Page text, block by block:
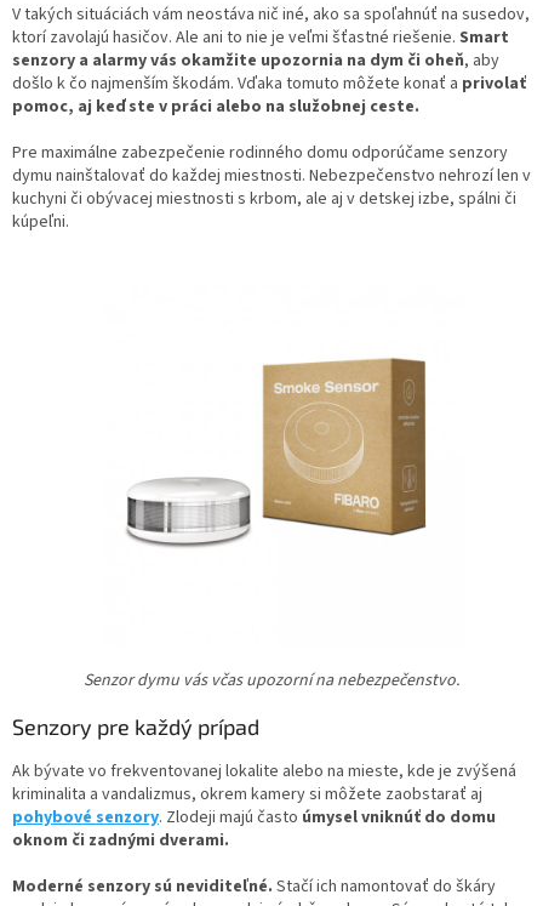
V takých situáciách vám neostáva nič iné, ako sa spoľahnúť na susedov,
ktorí zavolajú hasičov. Ale ani to nie je veľmi šťastné riešenie. Smart
senzory a alarmy vás okamžite upozornia na dym či oheň, aby
došlo k čo najmenším škodám. Vďaka tomuto môžete konať a privolať
pomoc, aj keď ste v práci alebo na služobnej ceste.
Pre maximálne zabezpečenie rodinného domu odporúčame senzory
dymu nainštalovať do každej miestnosti. Nebezpečenstvo nehrozí len v
kuchyni či obývacej miestnosti s krbom, ale aj v detskej izbe, spálni či
kúpeľni.
Senzor dymu vás včas upozorní na nebezpečenstvo.
Senzory pre každý prípad
Ak bývate vo frekventovanej lokalite alebo na mieste, kde je zvýšená
kriminalita a vandalizmus, okrem kamery si môžete zaobstarať aj
pohybové senzory. Zlodeji majú často úmysel vniknúť do domu
oknom či zadnými dverami.
Moderné senzory sú neviditeľné. Stačí ich namontovať do škáry